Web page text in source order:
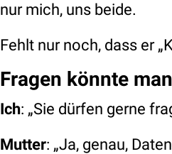
nur mich, uns beide.
Fehlt nur noch, dass er
Fragen könnte
Ich: „Sie dürfen gerne
Mutter: „Ja, genau,